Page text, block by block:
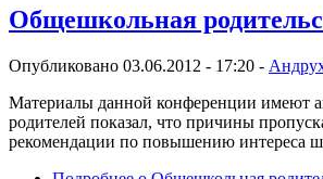
Общешкольная
Опубликовано 03.06.2012 - 17:20 -
Материалы данной конференции имеют
родителей показал, что причины
рекомендации по повышению интереса